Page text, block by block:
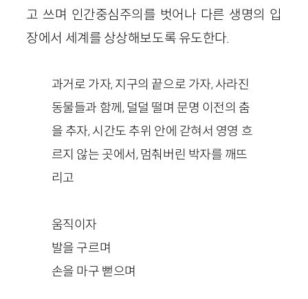
고 쓰며 인간중심주의를 벗어나 다른 생명의 입
장에서 세계를 상상해보도록 유도한다.
과거로 가자, 지구의 끝으로 가자, 사라진
동물들과 함께, 덜덜 떨며 문명 이전의 춤
을 추자, 시간도 추위 안에 갇혀서 영영 흐
르지 않는 곳에서, 멈춰버린 박자를 깨뜨
리고
움직이자
발을 구르며
손을 마구 뻗으며